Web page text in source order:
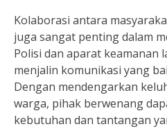
Kolaborasi antara
juga sangat penting dalam
Polisi dan aparat keamanan
menjalin komunikasi yang
Dengan mendengarkan
warga, pihak berwenang
kebutuhan dan tantangan